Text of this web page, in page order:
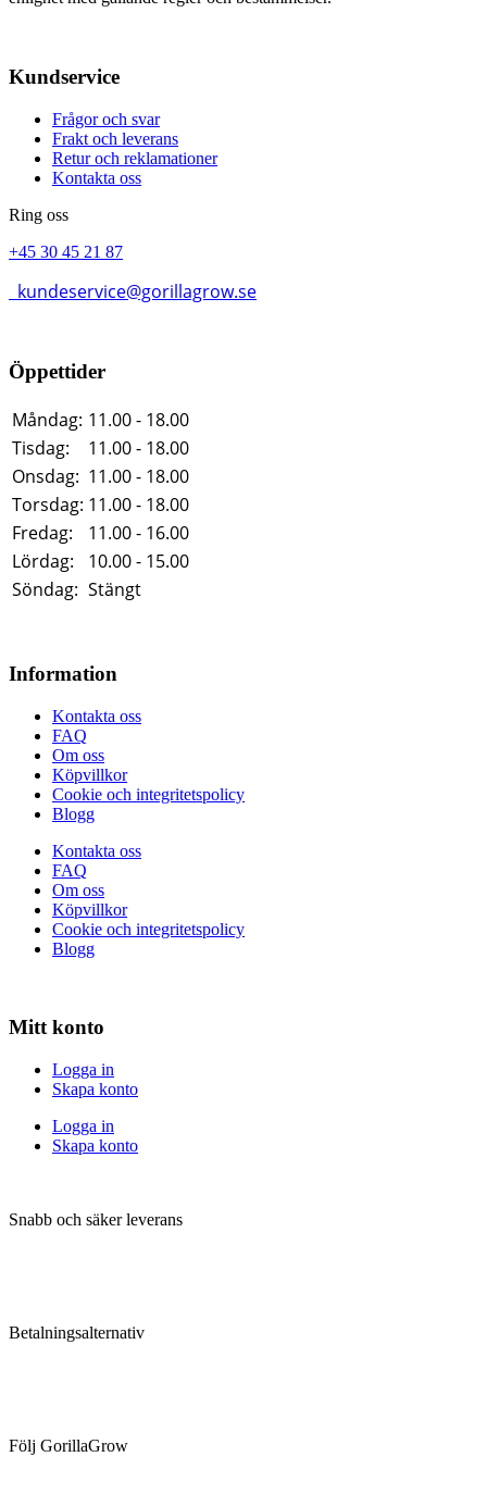
Kundservice
Frågor och svar
Frakt och leverans
Retur och reklamationer
Kontakta oss
Ring oss
+45 30 45 21 87
kundeservice@gorillagrow.se
Öppettider
Måndag: 11.00 - 18.00
Tisdag:
11.00 - 18.00
Onsdag: 11.00 - 18.00
Torsdag: 11.00 - 18.00
Fredag:
11.00 - 16.00
Lördag:
10.00 - 15.00
Söndag: Stängt
Information
Kontakta oss
FAQ
Om oss
Köpvillkor
Cookie och integritetspolicy
Blogg
Kontakta oss
FAQ
Om oss
Köpvillkor
Cookie och integritetspolicy
Blogg
Mitt konto
Logga in
Skapa konto
Logga in
Skapa konto
Snabb och säker leverans
Betalningsalternativ
Följ GorillaGrow